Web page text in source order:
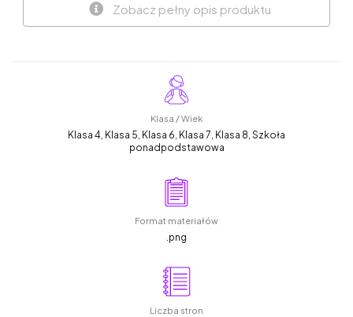
Zobacz pełny opis produktu
Klasa / Wiek
Klasa 4, Klasa 5, Klasa 6, Klasa 7, Klasa 8, Szkoła
ponadpodstawowa
Format materiałów
.png
Liczba stron